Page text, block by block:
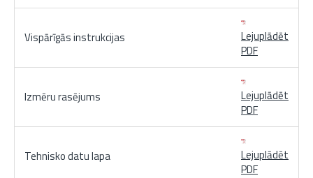
Vispārīgās instrukcijas
Lejuplādēt
PDF
Izmēru rasējums
Lejuplādēt
PDF
Tehnisko datu lapa
Lejuplādēt
PDF